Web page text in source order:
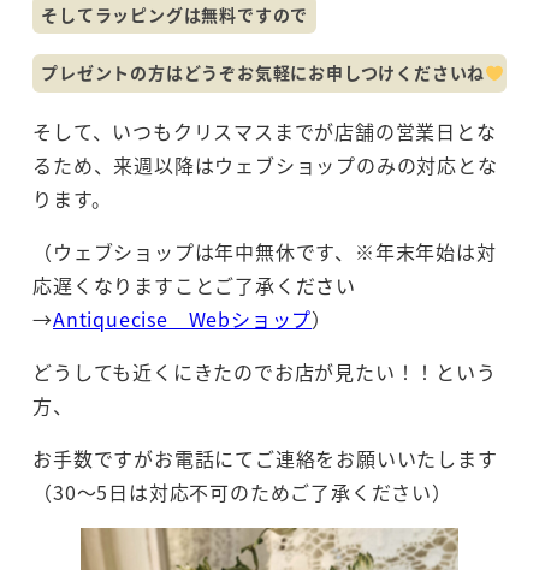
そしてラッピングは無料ですので
プレゼントの方はどうぞお気軽にお申しつけくださいね
そして、いつもクリスマスまでが店舗の営業日とな
るため、来週以降はウェブショップのみの対応とな
ります。
（ウェブショップは年中無休です、※年末年始は対
応遅くなりますことご了承ください
→Antiquecise Webショップ）
どうしても近くにきたのでお店が見たい！！という
方、
お手数ですがお電話にてご連絡をお願いいたします
（30～5日は対応不可のためご了承ください）